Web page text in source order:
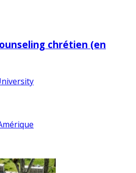
chrétien (en